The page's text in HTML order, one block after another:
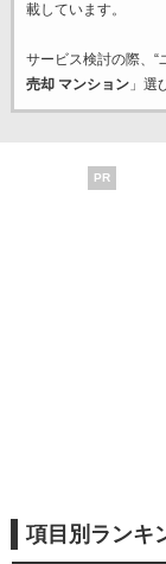
載しています。
サービス検討の際、“
売却 マンション」選
PR
項目別ランキ